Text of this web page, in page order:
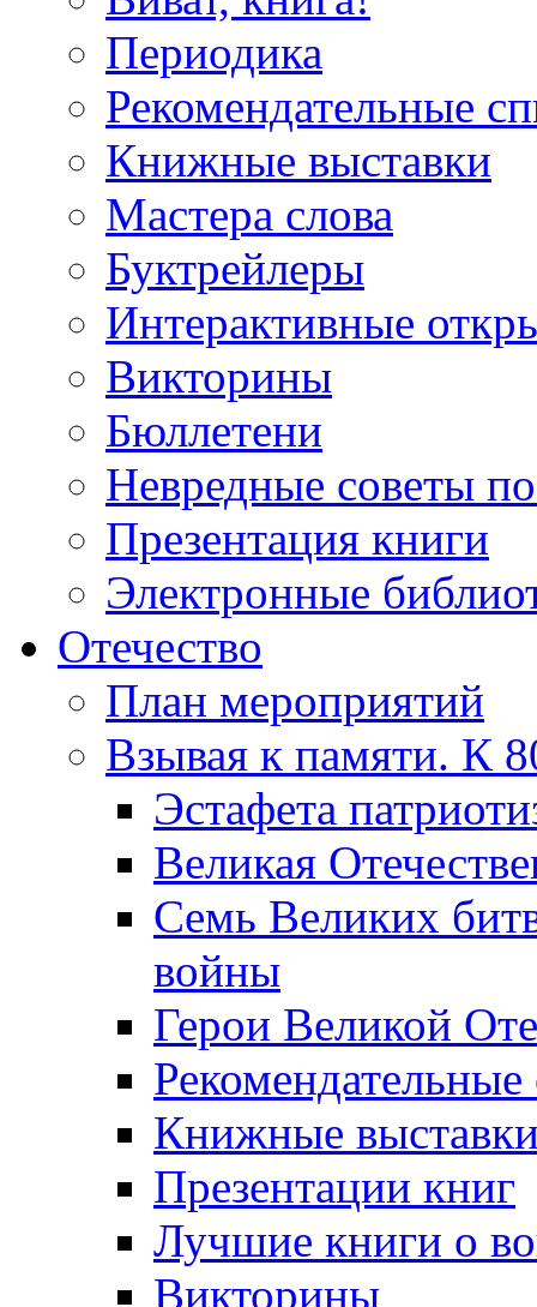
Периодика
Рекомендательные
Книжные выставки
Мастера слова
Буктрейлеры
Интерактивные
Викторины
Бюллетени
Невредные советы
Презентация книги
Электронные
Отечество
План мероприятий
Взывая к памяти. К
Эcтафета
Великая
Семь Великих
войны
Герои Великой
Рекомендательные
Книжные
Презентации книг
Лучшие книги о
Викторины